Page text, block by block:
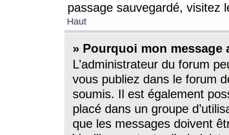
passage sauvegardé, visitez
Haut
» Pourquoi mon message
L’administrateur du forum
vous publiez dans le forum
soumis. Il est également
placé dans un groupe
que les messages doivent